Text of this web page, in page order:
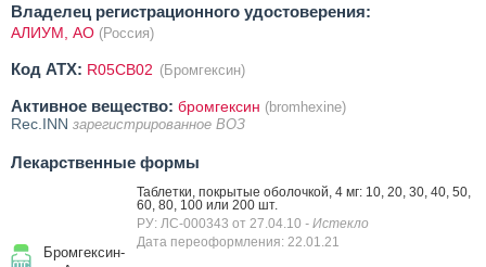
Владелец регистрационного удостоверения:
АЛИУМ, АО (Россия)
Код ATX: R05CB02 (Бромгексин)
Активное вещество: бромгексин (bromhexine)
Rec.INN зарегистрированное ВОЗ
Лекарственные формы
Бромгексин-
Таблетки, покрытые оболочкой, 4 мг: 10, 20, 30, 40, 50,
60, 80, 100 или 200 шт.
РУ: ЛС-000343 от 27.04.10 - Истекло
Дата переоформления: 22.01.21